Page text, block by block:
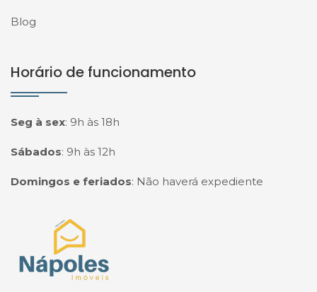
Blog
Horário de funcionamento
Seg à sex: 9h às 18h
Sábados: 9h às 12h
Domingos e feriados: Não haverá expediente
Página inicial